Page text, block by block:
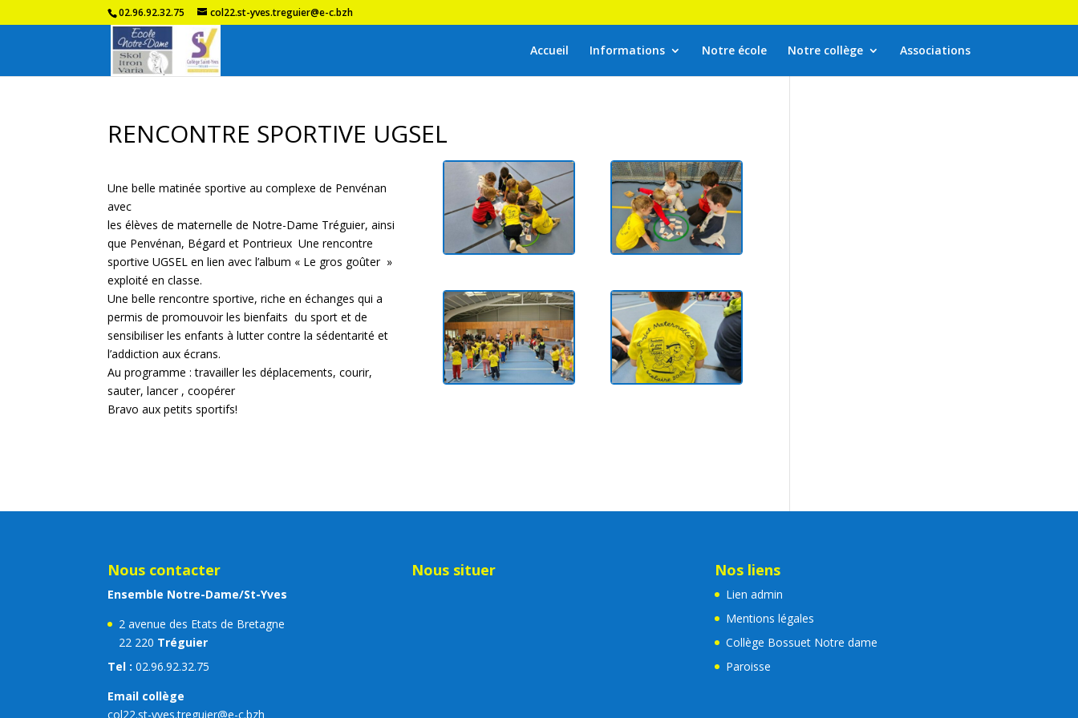
02.96.92.32.75 col22.st-yves.treguier@e-c.bzh
Accueil Informations Notre école Notre collège Associations
RENCONTRE SPORTIVE UGSEL
Une belle matinée sportive au complexe de Penvénan
avec
les élèves de maternelle de Notre-Dame Tréguier, ainsi
que Penvénan, Bégard et Pontrieux Une rencontre
sportive UGSEL en lien avec l’album « Le gros goûter »
exploité en classe.
Une belle rencontre sportive, riche en échanges qui a
permis de promouvoir les bienfaits du sport et de
sensibiliser les enfants à lutter contre la sédentarité et
l’addiction aux écrans.
Au programme : travailler les déplacements, courir,
sauter, lancer , coopérer
Bravo aux petits sportifs!
Nous contacter
Ensemble Notre-Dame/St-Yves
2 avenue des Etats de Bretagne
22 220 Tréguier
Tel : 02.96.92.32.75
Email collège
col22.st-yves.treguier@e-c.bzh
Nous situer Nos liens
Lien admin
Mentions légales
Collège Bossuet Notre dame
Paroisse